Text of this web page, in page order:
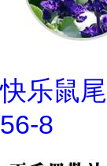
快乐鼠
56-8